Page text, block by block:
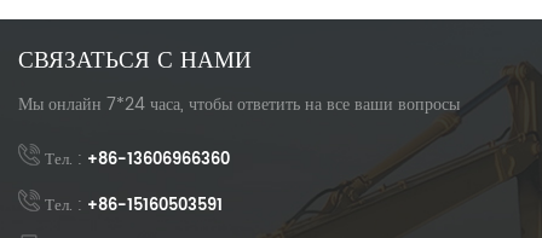
СВЯЗАТЬСЯ С НАМИ
Мы онлайн 7*24 часа, чтобы ответить на все ваши вопросы
Тел. : +86-13606966360
Тел. : +86-15160503591